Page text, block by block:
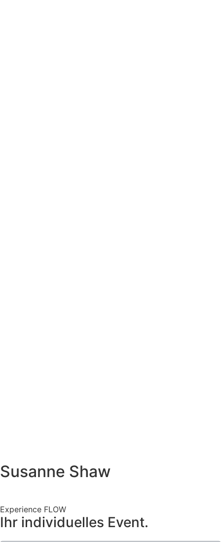
Susanne Shaw
Experience FLOW
Ihr individuelles Event.